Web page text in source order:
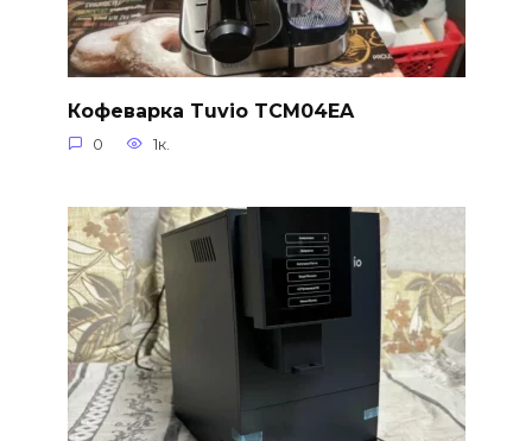
Кофеварка Tuvio TCM04EA
0 1к.